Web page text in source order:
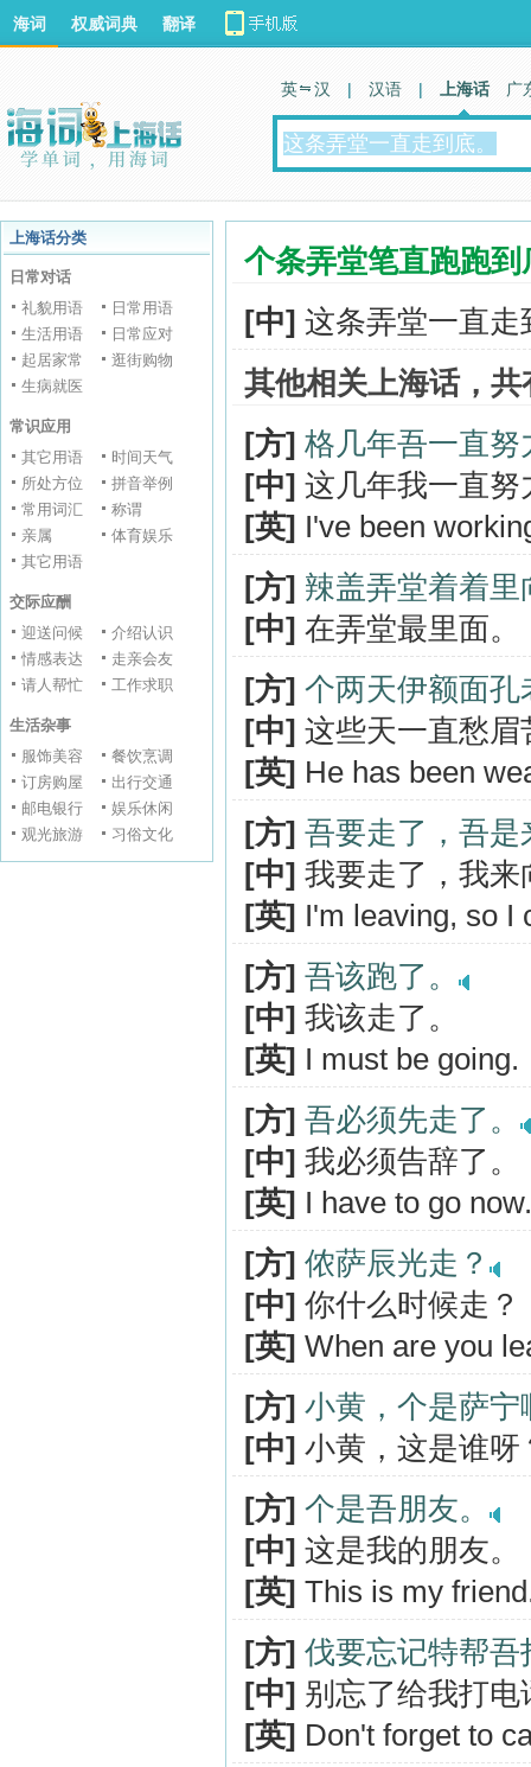
海词 权威词典 翻译
英 汉 | 汉语 | 上海话 广
上海话分类
日常对话
礼貌用语
日常用语
生活用语
日常应对
起居家常
逛街购物
生病就医
常识应用
其它用语
时间天气
所处方位
拼音举例
常用词汇
称谓
亲属
体育娱乐
其它用语
交际应酬
迎送问候
介绍认识
情感表达
走亲会友
请人帮忙
工作求职
生活杂事
服饰美容
餐饮烹调
订房购屋
出行交通
邮电银行
娱乐休闲
观光旅游
习俗文化
个条弄堂笔直跑跑到
[中] 这条弄堂一直走
其他相关上海话，共
[方] 格几年吾一直努
[中] 这几年我一直努
[英] I've been
[方] 辣盖弄堂着着里
[中] 在弄堂最里面。
[方] 个两天伊额面孔
[中] 这些天一直愁眉
[英] He has been
[方] 吾要走了，吾
[中] 我要走了，我来
[英] I'm leaving, so I
[方] 吾该跑了。
[中] 我该走了。
[英] I must be going.
[方] 吾必须先走了。
[中] 我必须告辞了。
[英] I have to go now.
[方] 侬萨辰光走？
[中] 你什么时候走？
[英] When are you
[方] 小黄，个是萨宁
[中] 小黄，这是谁呀
[方] 个是吾朋友。
[中] 这是我的朋友。
[英] This is my
[方] 伐要忘记特帮
[中] 别忘了给我打
[英] Don't forget to